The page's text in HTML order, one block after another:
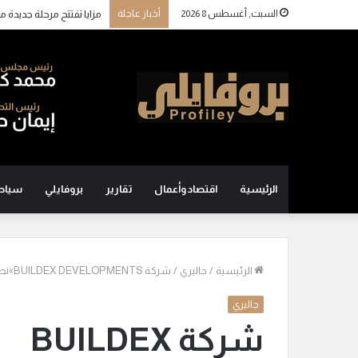
السبت, أغسطس 8 2026 أخبار عاجلة
الرئيسية اقتصاد وأعمال تقارير بروفايلي
الرئيسية / جاليري / شركة BUILDEX DEVELOPMENTS»تطرح مشروع Eden Park بمبيعات مستهدفة تتجاوز 600 مليون جنيه
جاليري
شركة BUILDEX